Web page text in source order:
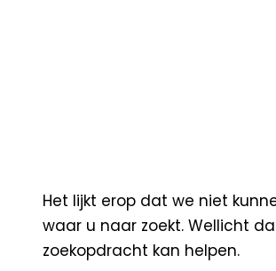
Het lijkt erop dat we niet
waar u naar zoekt. Wellicht
zoekopdracht kan helpen.